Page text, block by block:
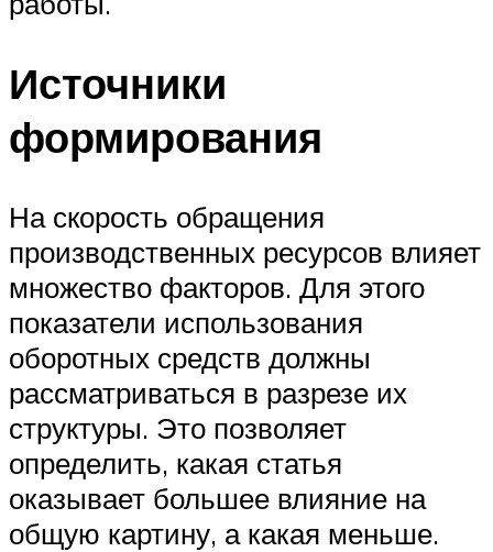
Источники
формирования
На скорость обращения
производственных ресурсов влияет
множество факторов. Для этого
показатели использования
оборотных средств должны
рассматриваться в разрезе их
структуры. Это позволяет
определить, какая статья
оказывает большее влияние на
общую картину, а какая меньше.